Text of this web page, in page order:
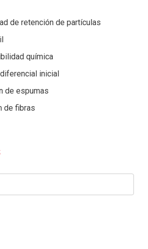
de retención de partículas
química
inicial
de espumas
de fibras